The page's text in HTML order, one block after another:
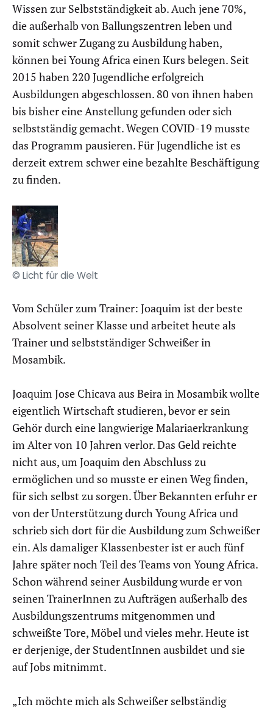
Wissen zur Selbstständigkeit ab. Auch jene 70%,
die außerhalb von Ballungszentren leben und
somit schwer Zugang zu Ausbildung haben,
können bei Young Africa einen Kurs belegen. Seit
2015 haben 220 Jugendliche erfolgreich
Ausbildungen abgeschlossen. 80 von ihnen haben
bis bisher eine Anstellung gefunden oder sich
selbstständig gemacht. Wegen COVID-19 musste
das Programm pausieren. Für Jugendliche ist es
derzeit extrem schwer eine bezahlte Beschäftigung
zu finden.
© Licht für die Welt
Vom Schüler zum Trainer: Joaquim ist der beste
Absolvent seiner Klasse und arbeitet heute als
Trainer und selbstständiger Schweißer in
Mosambik.
Joaquim Jose Chicava aus Beira in Mosambik wollte
eigentlich Wirtschaft studieren, bevor er sein
Gehör durch eine langwierige Malariaerkrankung
im Alter von 10 Jahren verlor. Das Geld reichte
nicht aus, um Joaquim den Abschluss zu
ermöglichen und so musste er einen Weg finden,
für sich selbst zu sorgen. Über Bekannten erfuhr er
von der Unterstützung durch Young Africa und
schrieb sich dort für die Ausbildung zum Schweißer
ein. Als damaliger Klassenbester ist er auch fünf
Jahre später noch Teil des Teams von Young Africa.
Schon während seiner Ausbildung wurde er von
seinen TrainerInnen zu Aufträgen außerhalb des
Ausbildungszentrums mitgenommen und
schweißte Tore, Möbel und vieles mehr. Heute ist
er derjenige, der StudentInnen ausbildet und sie
auf Jobs mitnimmt.
„Ich möchte mich als Schweißer selbständig